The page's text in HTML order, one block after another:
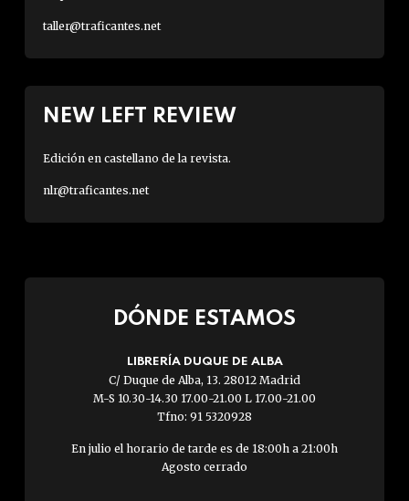
taller@traficantes.net
NEW LEFT REVIEW
Edición en castellano de la revista.
nlr@traficantes.net
DÓNDE ESTAMOS
LIBRERÍA DUQUE DE ALBA
C/ Duque de Alba, 13. 28012 Madrid
M-S 10.30-14.30 17.00-21.00 L 17.00-21.00
Tfno: 91 5320928
En julio el horario de tarde es de 18:00h a 21:00h
Agosto cerrado